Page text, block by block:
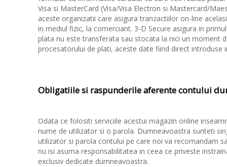
Visa si MasterCard (Visa/Visa Electron si Mastercard/
aceste organizatii care asigura tranzactiilor on-line
in mediul fizic, la comerciant. 3-D Secure asigura in
plata nu este transferata sau stocata la nici un moment
procesatorului de plati, aceste date fiind direct introduse
Obligatiile si raspunderile aferente contului
Odata ce folositi serviciile acestui magazin online
nume de utilizator si o parola. Dumneavoastra sunteti
utilizator si parola contului pe care noi va recomandam
nu isi asuma responsabilitatea in ceea ce priveste
exclusiv dedicate dumneavoastra.